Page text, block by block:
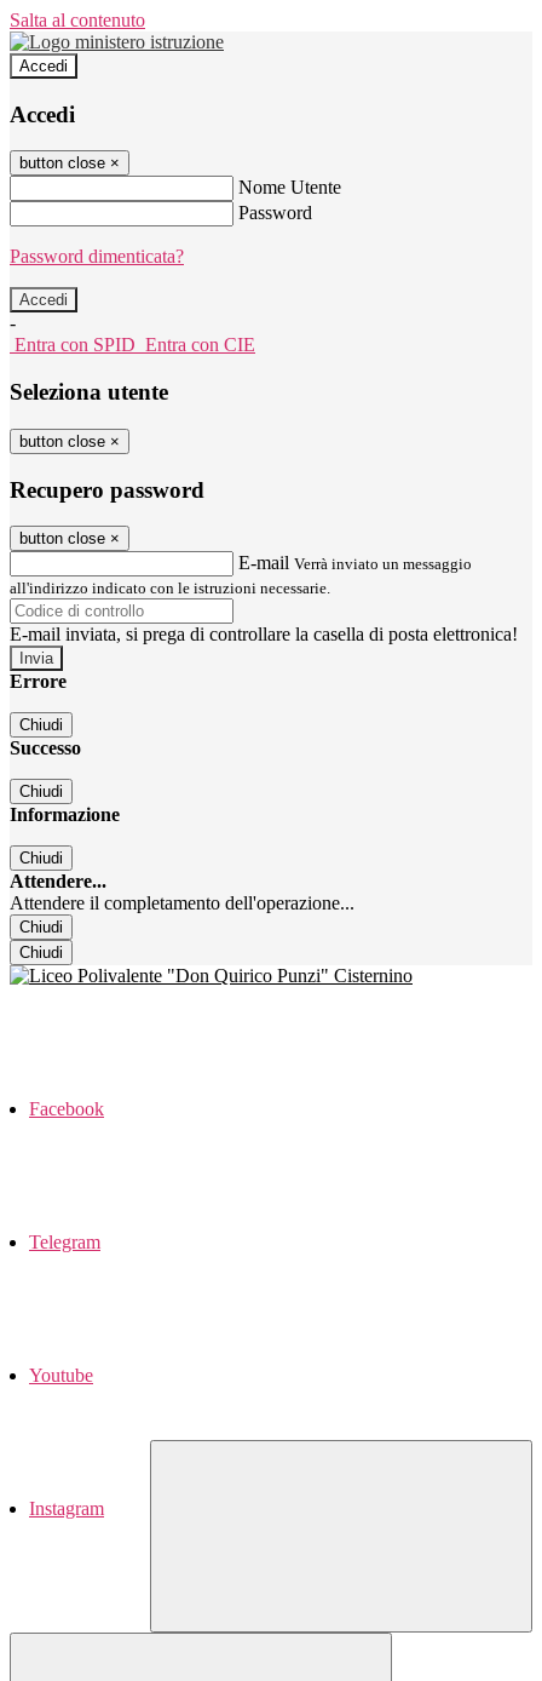
Salta al contenuto
Accedi
Accedi
button close ×
Nome Utente
Password
Password dimenticata?
-
Entra con SPID Entra con CIE
Seleziona utente
button close ×
Recupero password
button close ×
E-mail Verrà inviato un messaggio
all'indirizzo indicato con le istruzioni necessarie.
E-mail inviata, si prega di controllare la casella di posta elettronica!
Errore
Chiudi
Successo
Chiudi
Informazione
Chiudi
Attendere...
Attendere il completamento dell'operazione...
Chiudi
Chiudi
Facebook
Telegram
Youtube
Instagram